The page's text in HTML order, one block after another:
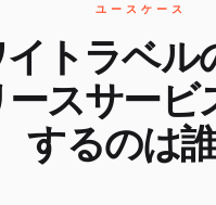
ユースケース
トラベル
ースサービ
するのは